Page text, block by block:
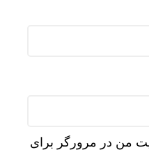
من در مرورگر برای